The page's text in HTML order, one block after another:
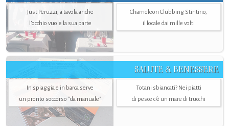
Just Peruzzi, a tavola anche
l’occhio vuole la sua parte
Chameleon Clubbing Stintino,
il locale dai mille volti
SALUTE & BENESSERE
In spiaggia e in barca serve
un pronto soccorso "da manuale"
Totani sbiancati? Nei piatti
di pesce c'è un mare di trucchi